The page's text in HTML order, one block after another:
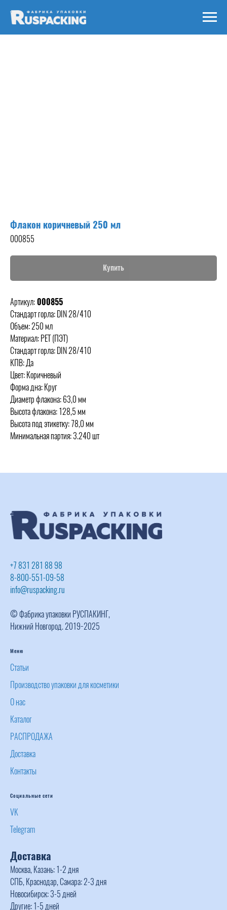
Флакон коричневый 250 мл
000855
Купить
Артикул:000855
Стандарт горла: DIN 28/410
Объем: 250 мл
Материал: PET (ПЭТ)
Стандарт горла: DIN 28/410
КПВ: Да
Цвет: Коричневый
Форма дна: Круг
Диаметр флакона: 63,0 мм
Высота флакона: 128,5 мм
Высота под этикетку: 78,0 мм
Минимальная партия: 3.240 шт
+7 831 281 88 98
8-800-551-09-58
info@ruspacking.ru
© Фабрика упаковки РУСПАКИНГ,
Нижний Новгород. 2019−2025
Меню
Статьи
Производство упаковки для косметики
О нас
Каталог
РАСПРОДАЖА
Доставка
Контакты
Социальные сети
VK
Telegram
Доставка
Москва, Казань: 1-2 дня
СПБ, Краснодар, Самара: 2-3 дня
Новосибирск: 3-5 дней
Другие: 1-5 дней